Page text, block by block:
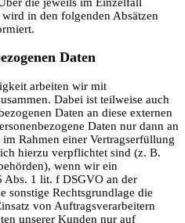
in den folgenden Absätzen
Daten
arbeiten wir mit
Dabei ist teilweise auch
Daten an diese externen
Daten nur dann an
Rahmen einer Vertragserfüllung
hierzu verpflichtet sind (z. B.
wenn wir ein
Abs. 1 lit. f DSGVO an der
sonstige Rechtsgrundlage die
von Auftragsverarbeitern
unserer Kunden nur auf